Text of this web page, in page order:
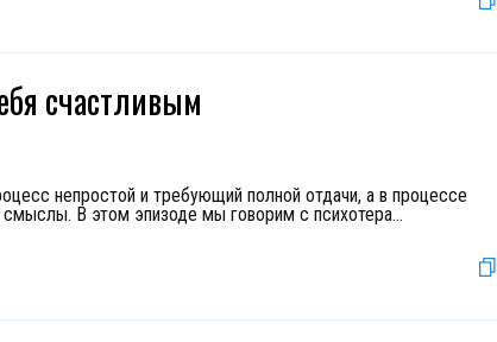
счастливым
непростой и требующий полной отдачи, а в процессе
смыслы. В этом эпизоде мы говорим с психотера...